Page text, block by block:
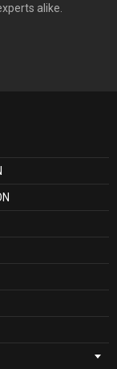
alike.